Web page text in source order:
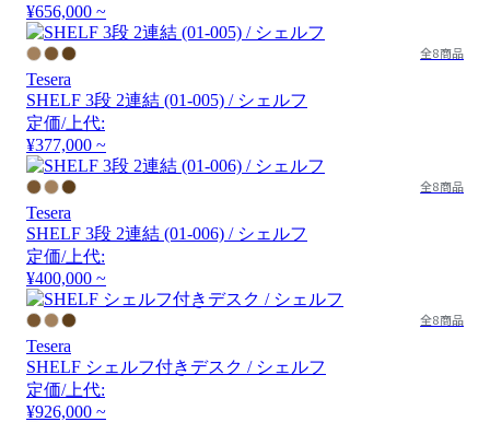
¥656,000 ~
全8商品
Tesera
SHELF 3段 2連結 (01-005) / シェルフ
定価/上代:
¥377,000 ~
全8商品
Tesera
SHELF 3段 2連結 (01-006) / シェルフ
定価/上代:
¥400,000 ~
全8商品
Tesera
SHELF シェルフ付きデスク / シェルフ
定価/上代:
¥926,000 ~